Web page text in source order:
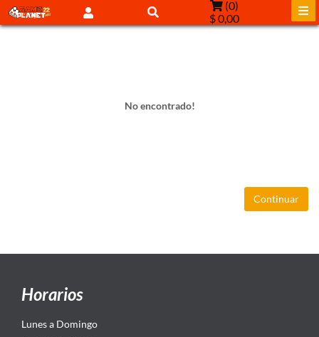
(0)
$ 0,00
No encontrado!
Continuar
Horarios
Lunes a Domingo